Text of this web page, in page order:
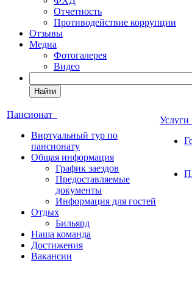
Отчетность
Противодействие коррупции
Отзывы
Медиа
Фотогалерея
Видео
Найти
Пансионат
Виртуальный тур по
пансионату
Общая информация
График заездов
Предоставляемые
документы
Информация для гостей
Отдых
Бильярд
Наша команда
Достижения
Вакансии
Услуги